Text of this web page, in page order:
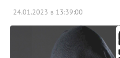
24.01.2023 в 13:39:00